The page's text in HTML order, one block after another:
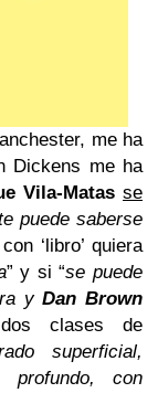
me ha
Dickens me ha
Vila-Matas se
puede saberse
‘libro’ quiera
” y si “se puede
yDan Brown
clases de
superficial,
profundo, con